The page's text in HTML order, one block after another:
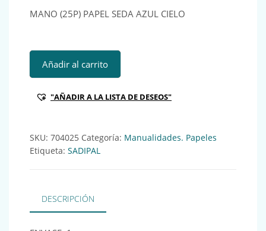
MANO (25P) PAPEL SEDA AZUL CIELO
MANO (25P) PAPEL SEDA AZUL CIELO Ref:704025 cantidad
Añadir al carrito
"AÑADIR A LA LISTA DE DESEOS"
SKU: 704025 Categoría: Manualidades. Papeles
Etiqueta: SADIPAL
DESCRIPCIÓN